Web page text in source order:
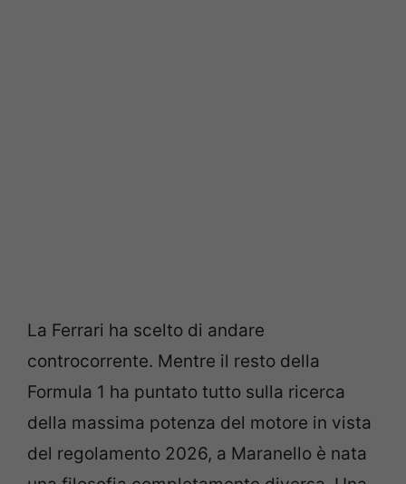
La Ferrari ha scelto di andare
controcorrente. Mentre il resto della
Formula 1 ha puntato tutto sulla ricerca
della massima potenza del motore in vista
del regolamento 2026, a Maranello è nata